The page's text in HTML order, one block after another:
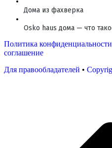
Дома из фахверка
Osko haus дома — что
Политика конфиденциальности
соглашение
Для правообладателей •